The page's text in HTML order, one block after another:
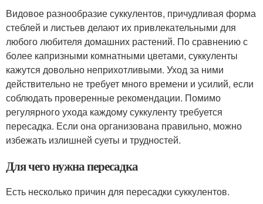
Видовое разнообразие суккулентов, причудливая форма
стеблей и листьев делают их привлекательными для
любого любителя домашних растений. По сравнению с
более капризными комнатными цветами, суккуленты
кажутся довольно неприхотливыми. Уход за ними
действительно не требует много времени и усилий, если
соблюдать проверенные рекомендации. Помимо
регулярного ухода каждому суккуленту требуется
пересадка. Если она организована правильно, можно
избежать излишней суеты и трудностей.
Для чего нужна пересадка
Есть несколько причин для пересадки суккулентов.